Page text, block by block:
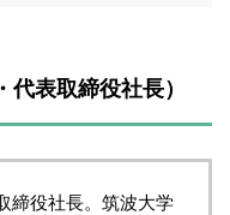
表取締役社長）
役社長。筑波大学